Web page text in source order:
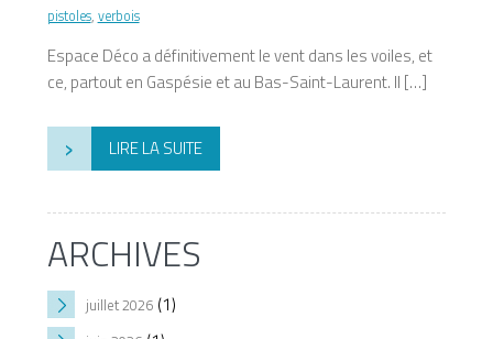
pistoles, verbois
Espace Déco a définitivement le vent dans les voiles, et
ce, partout en Gaspésie et au Bas-Saint-Laurent. Il […]
› LIRE LA SUITE
ARCHIVES
juillet 2026(1)